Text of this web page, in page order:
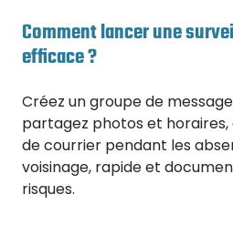
Comment lancer une
efficace ?
Créez un groupe de
partagez photos et horaires,
de courrier pendant les
voisinage, rapide et
risques.